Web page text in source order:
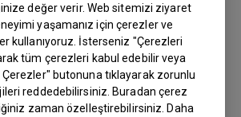
değer verir. Web sitemizi ziyaret
yaşamanız için çerezler ve
kullanıyoruz. İsterseniz "Çerezleri
tüm çerezleri kabul edebilir veya
Çerezler" butonuna tıklayarak zorunlu
reddedebilirsiniz. Buradan çerez
zaman özelleştirebilirsiniz. Daha